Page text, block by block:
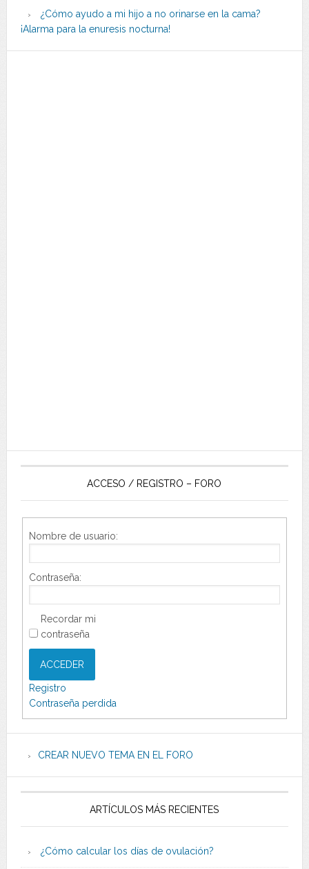
¿Cómo ayudo a mi hijo a no orinarse en la cama?
¡Alarma para la enuresis nocturna!
ACCESO / REGISTRO – FORO
Nombre de usuario:
Contraseña:
Recordar mi
contraseña
ACCEDER
Registro
Contraseña perdida
CREAR NUEVO TEMA EN EL FORO
ARTÍCULOS MÁS RECIENTES
¿Cómo calcular los días de ovulación?